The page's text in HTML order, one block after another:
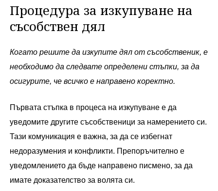
Процедура за изкупуване на
съсобствен дял
Когато решите да изкупите дял от съсобственик, е
необходимо да следвате определени стъпки, за да
осигурите, че всичко е направено коректно.
Първата стъпка в процеса на изкупуване е да
уведомите другите съсобственици за намерението си.
Тази комуникация е важна, за да се избегнат
недоразумения и конфликти. Препоръчително е
уведомлението да бъде направено писмено, за да
имате доказателство за волята си.